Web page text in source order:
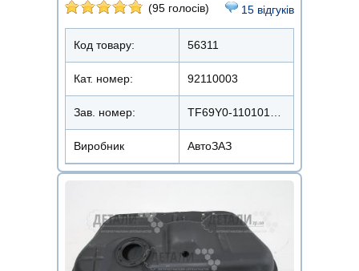
(95 голосів) 15 відгуків
Код товару: 56311
Кат. номер: 92110003
Зав. номер:
Виробник АвтоЗАЗ